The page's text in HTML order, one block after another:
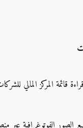
قراءة قائمة المركز المالي